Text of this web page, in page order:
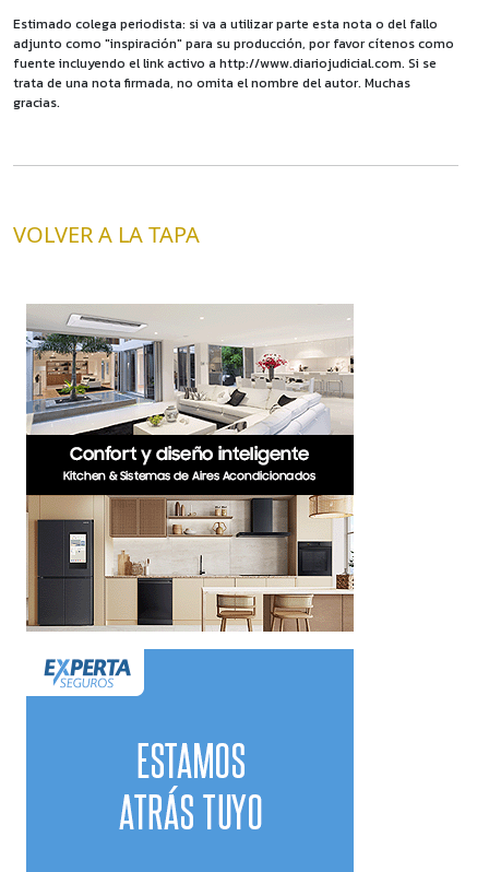
Estimado colega periodista: si va a utilizar parte esta nota o del fallo
adjunto como "inspiración" para su producción, por favor cítenos como
fuente incluyendo el link activo a http://www.diariojudicial.com. Si se
trata de una nota firmada, no omita el nombre del autor. Muchas
gracias.
VOLVER A LA TAPA